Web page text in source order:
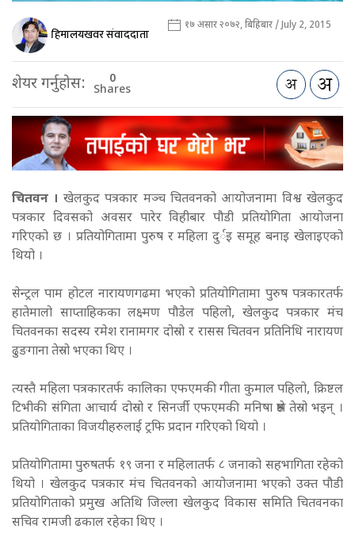
हिमालयखवर संवाददाता १७ असार २०७२, बिहिबार / July 2, 2015
शेयर गर्नुहोस: 0
Shares
चितवन । खेलकुद पत्रकार मञ्च चितवनको आयोजनामा विश्व खेलकुद
पत्रकार दिवसको अवसर पारेर विहीबार पौडी प्रतियोगिता आयोजना
गरिएको छ । प्रतियोगितामा पुरुष र महिला दुर्इ समूह बनाइ खेलाइएको
थियो ।
सेन्ट्रल पाम होटल नारायणगढमा भएको प्रतियोगितामा पुरुष पत्रकारतर्फ
हातेमालो साप्ताहिकका लक्ष्मण पौडेल पहिलो, खेलकुद पत्रकार मंच
चितवनका सदस्य रमेश रानामगर दोस्रो र रासस चितवन प्रतिनिधि नारायण
ढुङगाना तेस्रो भएका थिए ।
त्यस्तै महिला पत्रकारतर्फ कालिका एफएमकी गीता कुमाल पहिलो, क्रिष्टल
टिभीकी संगिता आचार्य दोस्रो र सिनर्जी एफएमकी मनिषा श्रेष्ठ तेस्रो भइन् ।
प्रतियोगिताका विजयीहरुलाई ट्रफि प्रदान गरिएको थियो ।
प्रतियोगितामा पुरुषतर्फ १९ जना र महिलातर्फ ८ जनाको सहभागिता रहेको
थियो । खेलकुद पत्रकार मंच चितवनको आयोजनामा भएको उक्त पौडी
प्रतियोगिताको प्रमुख अतिथि जिल्ला खेलकुद विकास समिति चितवनका
सचिव रामजी ढकाल रहेका थिए ।